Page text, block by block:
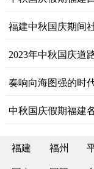
福建中秋国庆期间
2023年中秋国庆道
奏响向海图强的时
中秋国庆假期福建
福建 福州